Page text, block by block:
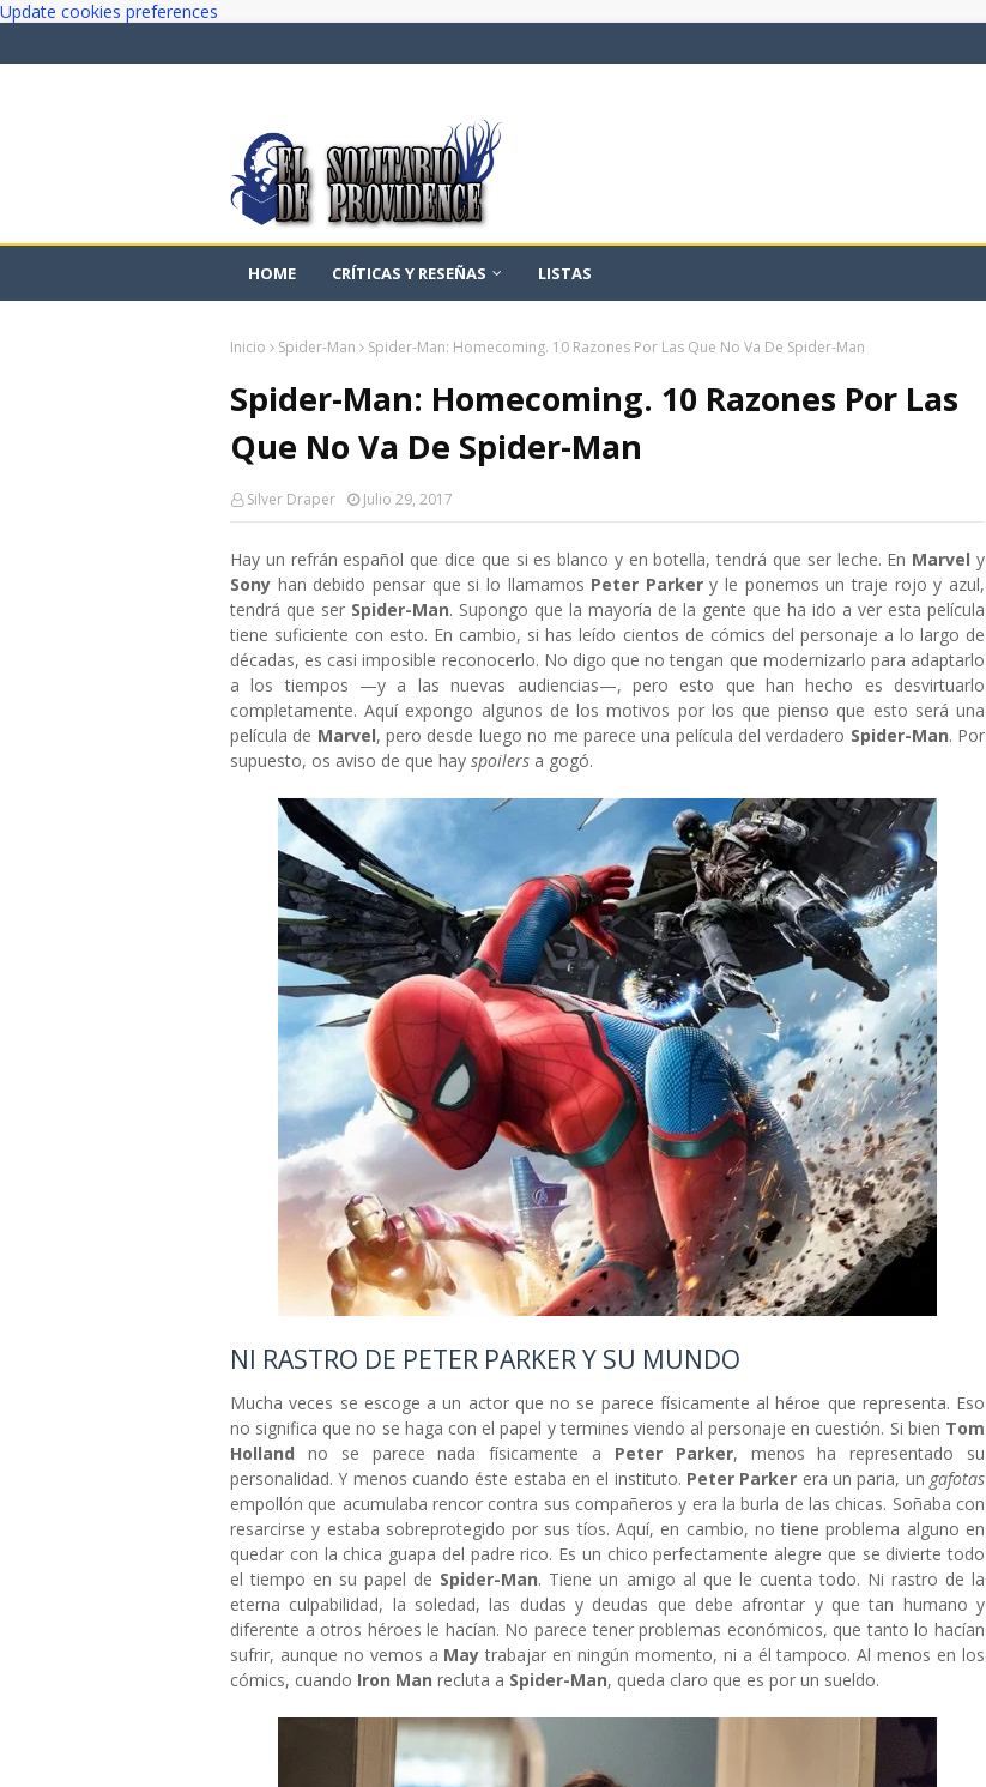
Update cookies preferences
HOME CRÍTICAS Y RESEÑAS LISTAS
Inicio Spider-Man Spider-Man: Homecoming. 10 Razones Por Las Que No Va De Spider-Man
Spider-Man: Homecoming. 10 Razones Por Las
Que No Va De Spider-Man
Silver Draper Julio 29, 2017
Hay un refrán español que dice que si es blanco y en botella, tendrá que ser leche. En Marvely
Sony han debido pensar que si lo llamamos Peter Parkery le ponemos un traje rojo y azul,
tendrá que ser Spider-Man. Supongo que la mayoría de la gente que ha ido a ver esta película
tiene suficiente con esto. En cambio, si has leído cientos de cómics del personaje a lo largo de
décadas, es casi imposible reconocerlo. No digo que no tengan que modernizarlo para adaptarlo
a los tiempos —y a las nuevas audiencias—, pero esto que han hecho es desvirtuarlo
completamente. Aquí expongo algunos de los motivos por los que pienso que esto será una
película de Marvel, pero desde luego no me parece una película del verdadero Spider-Man. Por
supuesto, os aviso de que hay spoilers a gogó.
NI RASTRO DE PETER PARKER Y SU MUNDO
Mucha veces se escoge a un actor que no se parece físicamente al héroe que representa. Eso
no significa que no se haga con el papel y termines viendo al personaje en cuestión. Si bien Tom
Holland no se parece nada físicamente a Peter Parker, menos ha representado su
personalidad. Y menos cuando éste estaba en el instituto. Peter Parker era un paria, un gafotas
empollón que acumulaba rencor contra sus compañeros y era la burla de las chicas. Soñaba con
resarcirse y estaba sobreprotegido por sus tíos. Aquí, en cambio, no tiene problema alguno en
quedar con la chica guapa del padre rico. Es un chico perfectamente alegre que se divierte todo
el tiempo en su papel de Spider-Man. Tiene un amigo al que le cuenta todo. Ni rastro de la
eterna culpabilidad, la soledad, las dudas y deudas que debe afrontar y que tan humano y
diferente a otros héroes le hacían. No parece tener problemas económicos, que tanto lo hacían
sufrir, aunque no vemos a May trabajar en ningún momento, ni a él tampoco. Al menos en los
cómics, cuando Iron Man recluta a Spider-Man, queda claro que es por un sueldo.